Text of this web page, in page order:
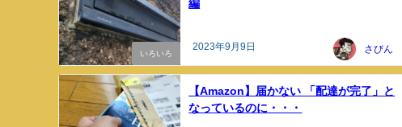
いろいろ
編
2023年9月9日 さびん
【Amazon】届かない 「配達が完了」と
なっているのに・・・